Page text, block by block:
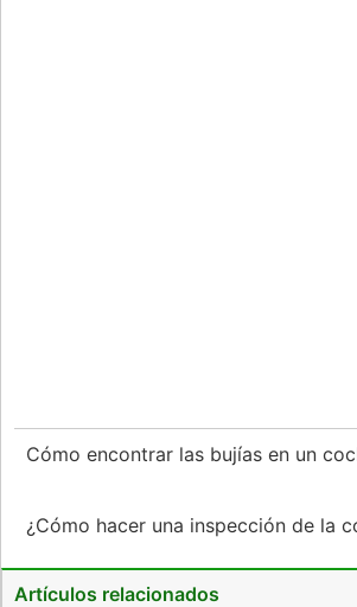
Cómo encontrar las bujías en un
¿Cómo hacer una inspección de la
Artículos relacionados